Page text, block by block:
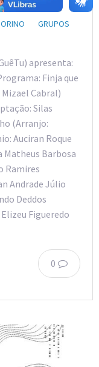
GRUPOS
apresenta:
Finja que
Cabral)
Silas
(Arranjo:
Auciran Roque
Matheus Barbosa
Ramires
Andrade Júlio
Deddos
Figueredo
0